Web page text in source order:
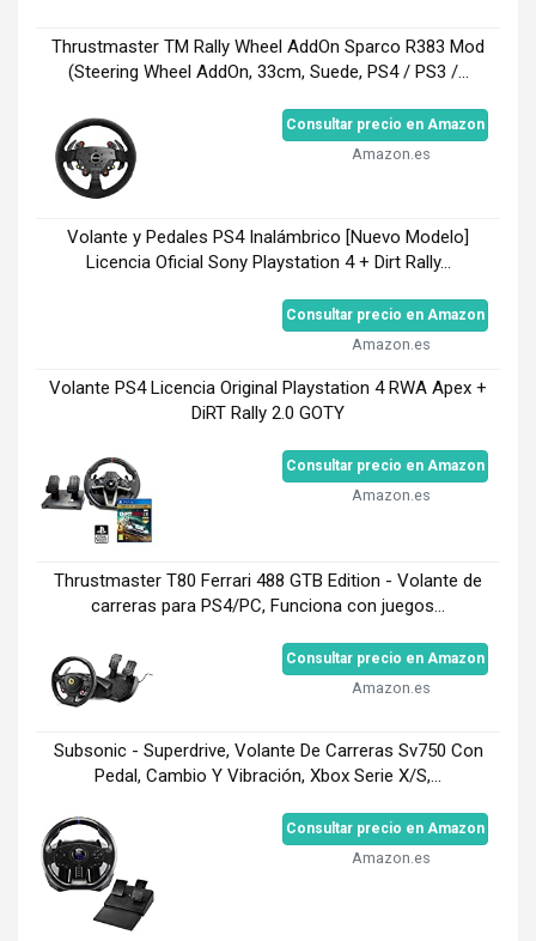
Thrustmaster TM Rally Wheel AddOn Sparco R383 Mod
(Steering Wheel AddOn, 33cm, Suede, PS4 / PS3 /...
Consultar precio en Amazon
Amazon.es
Volante y Pedales PS4 Inalámbrico [Nuevo Modelo]
Licencia Oficial Sony Playstation 4 + Dirt Rally...
Consultar precio en Amazon
Amazon.es
Volante PS4 Licencia Original Playstation 4 RWA Apex +
DiRT Rally 2.0 GOTY
Consultar precio en Amazon
Amazon.es
Thrustmaster T80 Ferrari 488 GTB Edition - Volante de
carreras para PS4/PC, Funciona con juegos...
Consultar precio en Amazon
Amazon.es
Subsonic - Superdrive, Volante De Carreras Sv750 Con
Pedal, Cambio Y Vibración, Xbox Serie X/S,...
Consultar precio en Amazon
Amazon.es